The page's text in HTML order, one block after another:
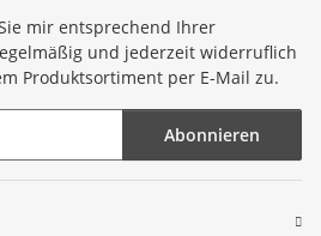
mir entsprechend Ihrer
und jederzeit widerruflich
Produktsortiment per E-Mail zu.
Abonnieren